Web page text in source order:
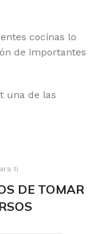
cocinas lo
de importantes
una de las
ti
DE TOMAR